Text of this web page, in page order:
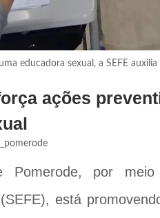
educadora sexual, a SEFE
ações
Pomerode, por
está